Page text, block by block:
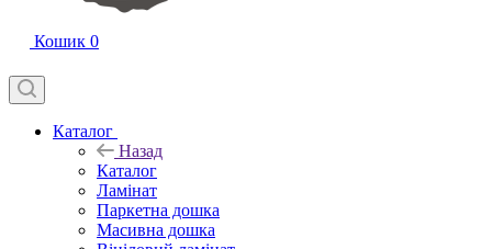
Кошик 0
Каталог
Назад
Каталог
Ламінат
Паркетна дошка
Масивна дошка